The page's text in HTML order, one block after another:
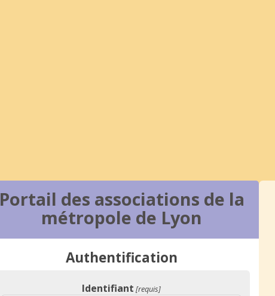
Portail des associations de la
métropole de Lyon
Authentification
Identifiant